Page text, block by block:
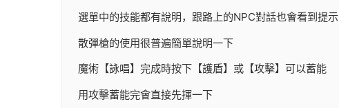
選單中的技能都有說明，跟路上的NPC對話也會看到提示
散彈槍的使用很普遍簡單說明一下
魔術【詠唱】完成時按下【護盾】或【攻擊】可以蓄能
用攻擊蓄能完會直接先揮一下